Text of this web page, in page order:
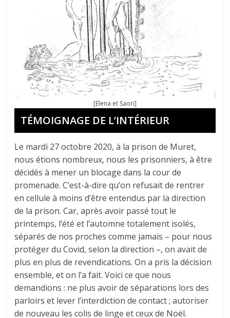
[Elena et Saori]
TÉMOIGNAGE DE L’INTÉRIEUR
Le mardi 27 octobre 2020, à la prison de Muret,
nous étions nombreux, nous les prisonniers, à être
décidés à mener un blocage dans la cour de
promenade. C’est-à-dire qu’on refusait de rentrer
en cellule à moins d’être entendus par la direction
de la prison. Car, après avoir passé tout le
printemps, l’été et l’automne totalement isolés,
séparés de nos proches comme jamais – pour nous
protéger du Covid, selon la direction –, on avait de
plus en plus de revendications. On a pris la décision
ensemble, et on l’a fait. Voici ce que nous
demandions : ne plus avoir de séparations lors des
parloirs et lever l’interdiction de contact ; autoriser
de nouveau les colis de linge et ceux de Noël.